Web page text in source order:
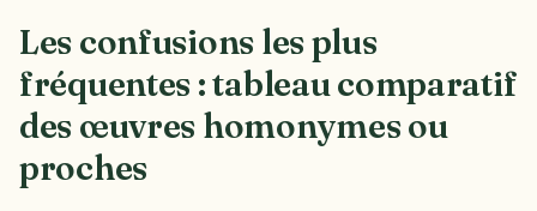
Les confusions les plus
fréquentes : tableau comparatif
des œuvres homonymes ou
proches